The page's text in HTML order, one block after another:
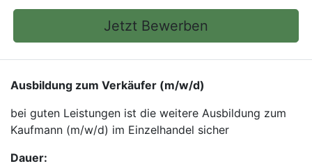
Jetzt Bewerben
Ausbildung zum Verkäufer (m/w/d)
bei guten Leistungen ist die weitere Ausbildung zum
Kaufmann (m/w/d) im Einzelhandel sicher
Dauer: